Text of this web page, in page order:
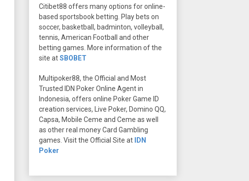
Citibet88 offers many options for online-
based sportsbook betting. Play bets on
soccer, basketball, badminton, volleyball,
tennis, American Football and other
betting games. More information of the
site atSBOBET
Multipoker88, the Official and Most
Trusted IDN Poker Online Agent in
Indonesia, offers online Poker Game ID
creation services, Live Poker, Domino QQ,
Capsa, Mobile Ceme and Ceme as well
as other real money Card Gambling
games. Visit the Official Site at IDN
Poker